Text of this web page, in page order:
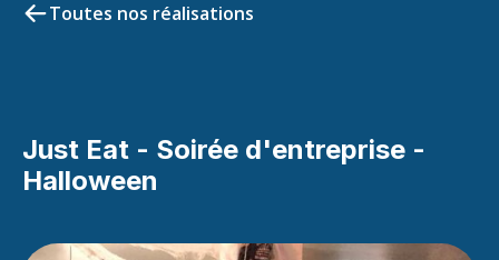
Toutes nos réalisations
Just Eat - Soirée d'entreprise -
Halloween